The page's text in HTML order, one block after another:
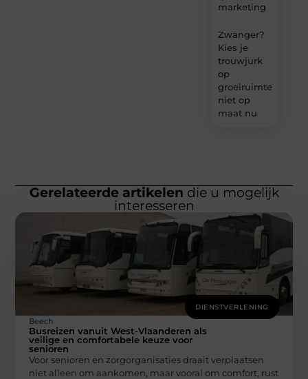
marketing
Zwanger?
Kies je
trouwjurk
op
groeiruimte,
niet op
maat nu
Gerelateerde artikelen die u mogelijk
interesseren
DIENSTVERLENING
Beech
Busreizen vanuit West-Vlaanderen als
veilige en comfortabele keuze voor
senioren
Voor senioren en zorgorganisaties draait verplaatsen
niet alleen om aankomen, maar vooral om comfort, rust